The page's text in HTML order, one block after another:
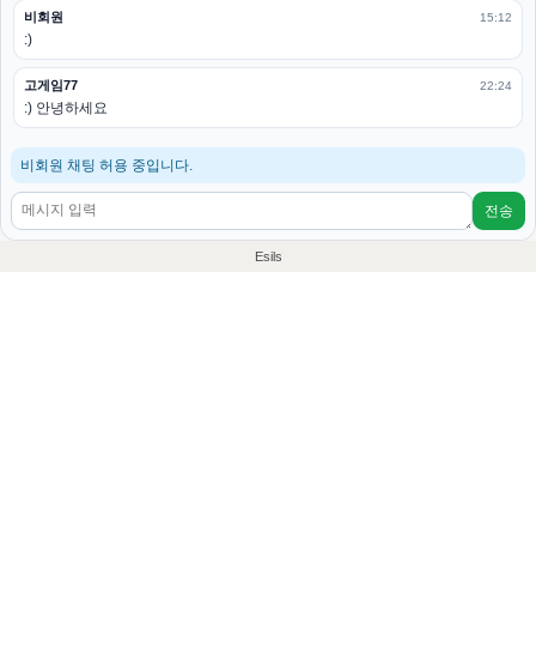
비회원 15:12
:)
고게임77 22:24
:) 안녕하세요
비회원 채팅 허용 중입니다.
전송
Esils